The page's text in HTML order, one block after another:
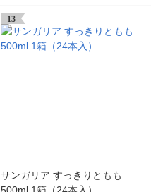
13
サンガリア すっきりともも
500ml 1箱（24本入）